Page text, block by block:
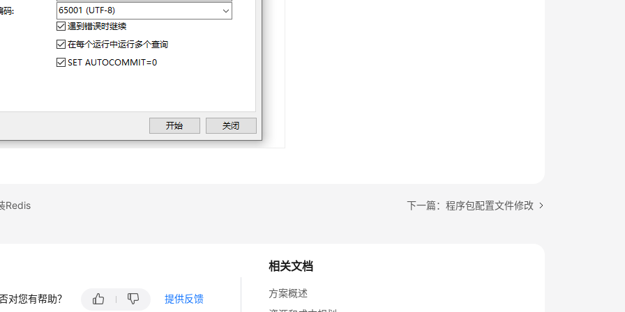
Redis 下一篇：程序包配置文件修改
相关文档
方案概述
对您有帮助？ 提供反馈